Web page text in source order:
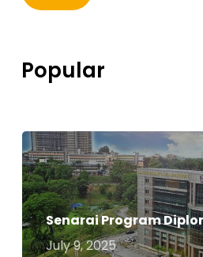
Popular
Senarai Program
July 9, 2025